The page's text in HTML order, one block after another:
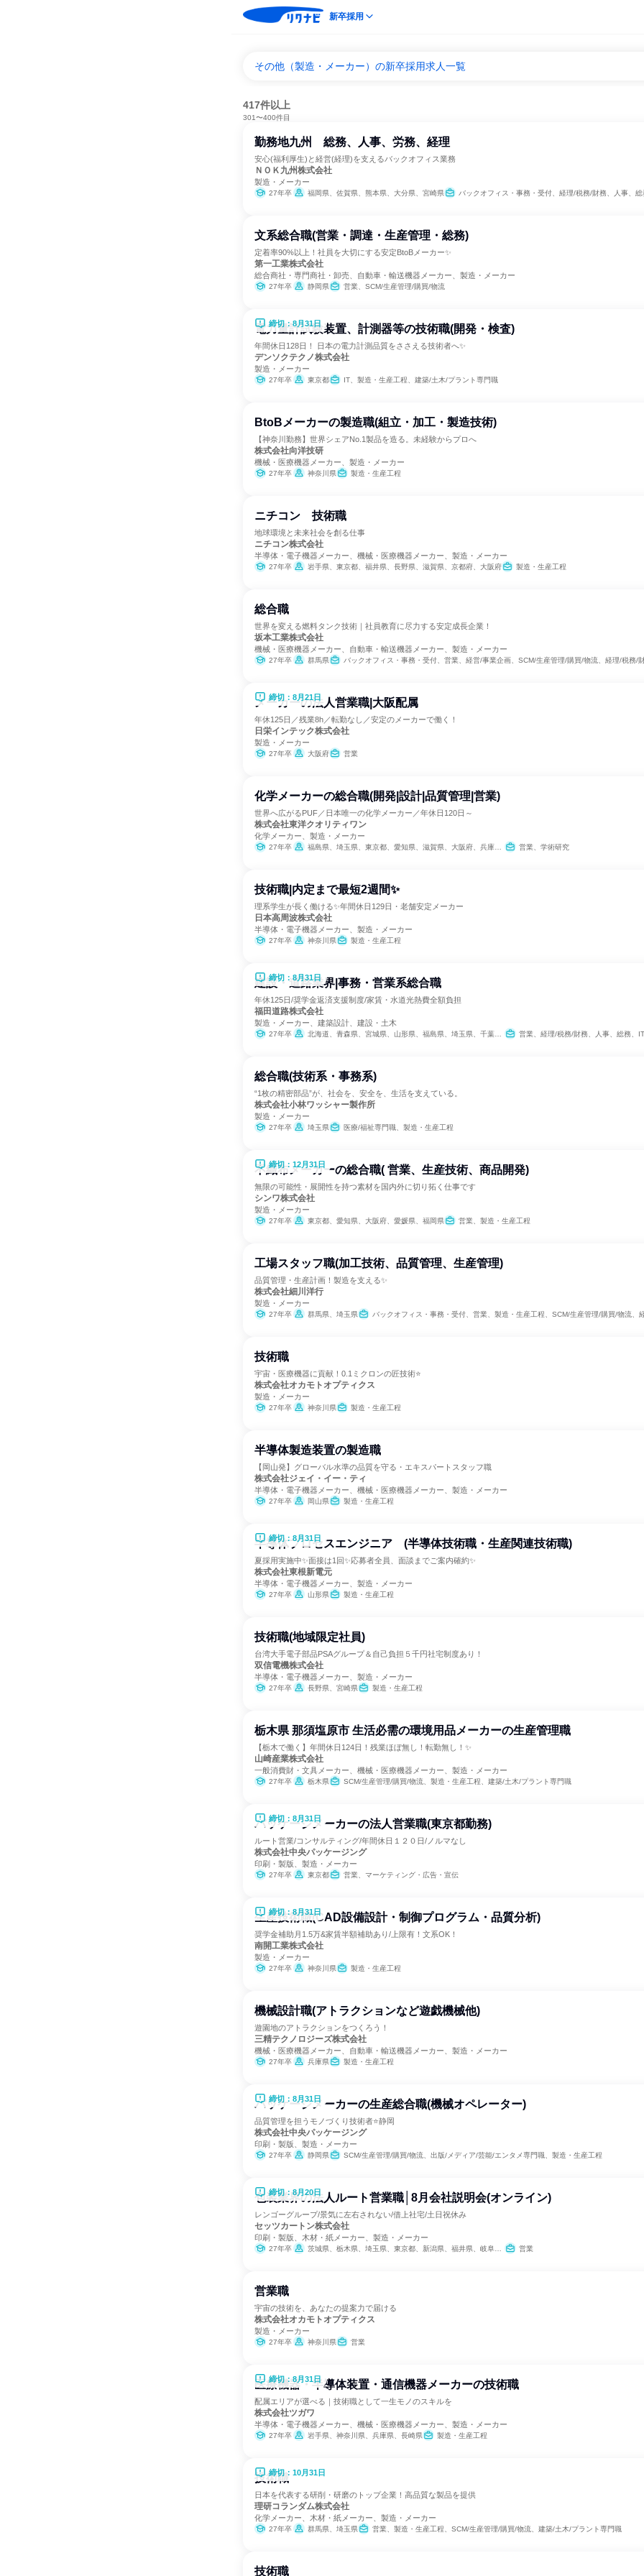
新卒採用
その他（製造・メーカー）の新卒採用求人一覧
417件以上
301〜400件目
勤務地九州 総務、人事、労務、経理
安心(福利厚生)と経営(経理)を支えるバックオフィス業務
ＮＯＫ九州株式会社
製造・メーカー
27年卒 福岡県、佐賀県、熊本県、大分県、宮崎県 バックオフィス・事務・受付、経理/税務/財務、人事、総務、法務/知財、
文系総合職(営業・調達・生産管理・総務)
定着率90%以上！社員を大切にする安定BtoBメーカー✨
第一工業株式会社
総合商社・専門商社・卸売、自動車・輸送機器メーカー、製造・メーカー
27年卒 静岡県 営業、SCM/生産管理/購買/物流
締切：8月31日
電力量計試験装置、計測器等の技術職(開発・検査)
年間休日128日！ 日本の電力計測品質をささえる技術者へ✨
デンソクテクノ株式会社
製造・メーカー
27年卒 東京都 IT、製造・生産工程、建築/土木/プラント専門職
BtoBメーカーの製造職(組立・加工・製造技術)
【神奈川勤務】世界シェアNo.1製品を造る。未経験からプロへ
株式会社向洋技研
機械・医療機器メーカー、製造・メーカー
27年卒 神奈川県 製造・生産工程
ニチコン 技術職
地球環境と未来社会を創る仕事
ニチコン株式会社
半導体・電子機器メーカー、機械・医療機器メーカー、製造・メーカー
27年卒 岩手県、東京都、福井県、長野県、滋賀県、京都府、大阪府 製造・生産工程
総合職
世界を変える燃料タンク技術｜社員教育に尽力する安定成長企業！
坂本工業株式会社
機械・医療機器メーカー、自動車・輸送機器メーカー、製造・メーカー
27年卒 群馬県 バックオフィス・事務・受付、営業、経営/事業企画、SCM/生産管理/購買/物流、経理/税務/
締切：8月21日
メーカーの法人営業職|大阪配属
年休125日／残業8h／転勤なし／安定のメーカーで働く！
日栄インテック株式会社
製造・メーカー
27年卒 大阪府 営業
化学メーカーの総合職(開発|設計|品質管理|営業)
世界へ広がるPUF／日本唯一の化学メーカー／年休日120日～
株式会社東洋クオリティワン
化学メーカー、製造・メーカー
27年卒 福島県、埼玉県、東京都、愛知県、滋賀県、大阪府、兵庫県、岡山県、広島県、福岡県 営業、学術研究
技術職|内定まで最短2週間✨
理系学生が長く働ける✨年間休日129日・老舗安定メーカー
日本高周波株式会社
半導体・電子機器メーカー、製造・メーカー
27年卒 神奈川県 製造・生産工程
締切：8月31日
建設・道路業界|事務・営業系総合職
年休125日/奨学金返済支援制度/家賃・水道光熱費全額負担
福田道路株式会社
製造・メーカー、建築設計、建設・土木
27年卒 北海道、青森県、宮城県、山形県、福島県、埼玉県、千葉県、東京都、神奈川県、新潟県、岐阜県、静岡県、愛知県、京都府、大阪府、兵庫県、広島県、福岡県 営業、経理/税務/財務、人事、総務、
総合職(技術系・事務系)
“1枚の精密部品”が、社会を、安全を、生活を支えている。
株式会社小林ワッシャー製作所
製造・メーカー
27年卒 埼玉県 医療/福祉専門職、製造・生産工程
締切：12月31日
不織布メーカーの総合職( 営業、生産技術、商品開発)
無限の可能性・展開性を持つ素材を国内外に切り拓く仕事です
シンワ株式会社
製造・メーカー
27年卒 東京都、愛知県、大阪府、愛媛県、福岡県 営業、製造・生産工程
工場スタッフ職(加工技術、品質管理、生産管理)
品質管理・生産計画！製造を支える✨
株式会社細川洋行
製造・メーカー
27年卒 群馬県、埼玉県 バックオフィス・事務・受付、営業、製造・生産工程、SCM/生産管理/購買/物流、経理/税務/財務、人事、ク
技術職
宇宙・医療機器に貢献！0.1ミクロンの匠技術⭐
株式会社オカモトオプティクス
製造・メーカー
27年卒 神奈川県 製造・生産工程
半導体製造装置の製造職
【岡山発】グローバル水準の品質を守る・エキスパートスタッフ職
株式会社ジェイ・イー・ティ
半導体・電子機器メーカー、機械・医療機器メーカー、製造・メーカー
27年卒 岡山県 製造・生産工程
締切：8月31日
半導体プロセスエンジニア (半導体技術職・生産関連技術職)
夏採用実施中✨面接は1回✨応募者全員、面談までご案内確約✨
株式会社東根新電元
半導体・電子機器メーカー、製造・メーカー
27年卒 山形県 製造・生産工程
技術職(地域限定社員)
台湾大手電子部品PSAグループ＆自己負担５千円社宅制度あり！
双信電機株式会社
半導体・電子機器メーカー、製造・メーカー
27年卒 長野県、宮崎県 製造・生産工程
栃木県 那須塩原市 生活必需の環境用品メーカーの生産管理職
【栃木で働く】年間休日124日！残業ほぼ無し！転勤無し！✨
山崎産業株式会社
一般消費財・文具メーカー、機械・医療機器メーカー、製造・メーカー
27年卒 栃木県 SCM/生産管理/購買/物流、製造・生産工程、建築/土木/プラント専門職
締切：8月31日
パッケージメーカーの法人営業職(東京都勤務)
ルート営業/コンサルティング/年間休日１２０日/ノルマなし
株式会社中央パッケージング
印刷・製版、製造・メーカー
27年卒 東京都 営業、マーケティング・広告・宣伝
締切：8月31日
生産技術職(CAD設備設計・制御プログラム・品質分析)
奨学金補助月1.5万&家賃半額補助あり/上限有！文系OK！
南開工業株式会社
製造・メーカー
27年卒 神奈川県 製造・生産工程
機械設計職(アトラクションなど遊戯機械他)
遊園地のアトラクションをつくろう！
三精テクノロジーズ株式会社
機械・医療機器メーカー、自動車・輸送機器メーカー、製造・メーカー
27年卒 兵庫県 製造・生産工程
締切：8月31日
パッケージメーカーの生産総合職(機械オペレーター)
品質管理を担うモノづくり技術者⭐静岡
株式会社中央パッケージング
印刷・製版、製造・メーカー
27年卒 静岡県 SCM/生産管理/購買/物流、出版/メディア/芸能/エンタメ専門職、製造・生産工程
締切：8月20日
包装業界の法人ルート営業職│8月会社説明会(オンライン)
レンゴーグループ/景気に左右されない/借上社宅/土日祝休み
セッツカートン株式会社
印刷・製版、木材・紙メーカー、製造・メーカー
27年卒 茨城県、栃木県、埼玉県、東京都、新潟県、福井県、岐阜県、愛知県、大阪府、兵庫県、山口県 営業
営業職
宇宙の技術を、あなたの提案力で届ける
株式会社オカモトオプティクス
製造・メーカー
27年卒 神奈川県 営業
締切：8月31日
医療機器・半導体装置・通信機器メーカーの技術職
配属エリアが選べる｜技術職として一生モノのスキルを
株式会社ツガワ
半導体・電子機器メーカー、機械・医療機器メーカー、製造・メーカー
27年卒 岩手県、神奈川県、兵庫県、長崎県 製造・生産工程
締切：10月31日
技術職
日本を代表する研削・研磨のトップ企業！高品質な製品を提供
理研コランダム株式会社
化学メーカー、木材・紙メーカー、製造・メーカー
27年卒 群馬県、埼玉県 営業、製造・生産工程、SCM/生産管理/購買/物流、建築/土木/プラント専門職
技術職